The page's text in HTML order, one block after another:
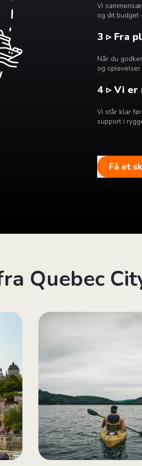
Vi
og dit
3 ▹ Fra
Når du
og
4 ▹ Vi er
Vi står klar
support i
Få et
Quebec